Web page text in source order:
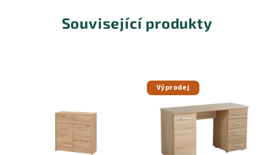
Související produkty
Výprodej